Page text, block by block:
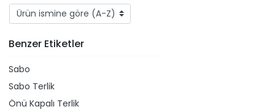
Benzer Etiketler
Sabo
Sabo Terlik
Önü Kapalı Terlik